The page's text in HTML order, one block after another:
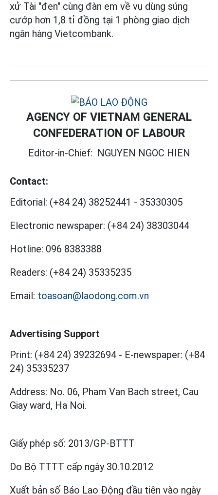
xử Tài "đen" cùng đàn em về vụ dùng súng
cướp hơn 1,8 tỉ đồng tại 1 phòng giao dịch
ngân hàng Vietcombank.
AGENCY OF VIETNAM GENERAL
CONFEDERATION OF LABOUR
Editor-in-Chief: NGUYEN NGOC HIEN
Contact:
Editorial: (+84 24) 38252441 - 35330305
Electronic newspaper: (+84 24) 38303044
Hotline: 096 8383388
Readers: (+84 24) 35335235
Email: toasoan@laodong.com.vn
Advertising Support
Print: (+84 24) 39232694 - E-newspaper: (+84
24) 35335237
Address: No. 06, Pham Van Bach street, Cau
Giay ward, Ha Noi.
Giấy phép số: 2013/GP-BTTT
Do Bộ TTTT cấp ngày 30.10.2012
Xuất bản số Báo Lao Động đầu tiên vào ngày